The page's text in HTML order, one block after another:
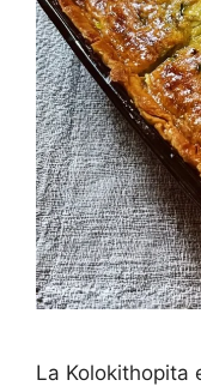
La Kolokithopita